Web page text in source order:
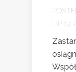
LIP 17,